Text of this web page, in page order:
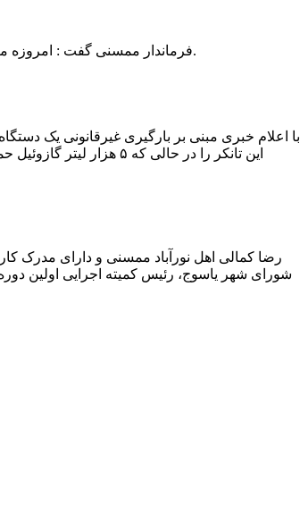
فرماندار ممسنی گفت : امروزه مردم ممسنی در ادارات شهرستان نیاز به کارشناس و خدمتگزار دارند و به اندازه کافی کلانتر در شهرستان وجود دارد پس کارشناسان از کلانتری پرهیز نمایند.
با اعلام خبری مبنی بر بارگیری غیرقانونی یک
این تانکر را در حالی
رضا کمالی اهل نورآباد ممسنی و دارای
شورای شهر یاسوج، رئیس کمیته اجرایی اولین